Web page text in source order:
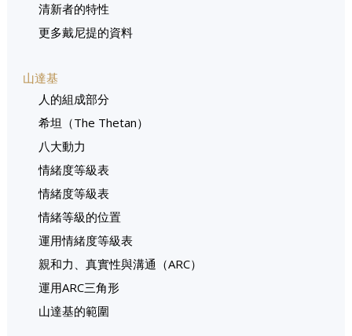
清新者的特性
更多戴尼提的資料
山達基
人的組成部分
希坦（The Thetan）
八大動力
情緒度等級表
情緒度等級表
情緒等級的位置
運用情緒度等級表
親和力、真實性與溝通（ARC）
運用ARC三角形
山達基的範圍